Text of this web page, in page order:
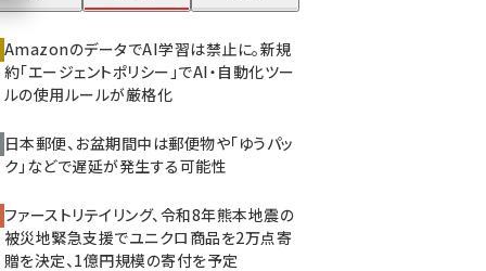
AmazonのデータでAI学習は禁止に。新規
約「エージェントポリシー」でAI・自動化ツー
ルの使用ルールが厳格化
日本郵便、お盆期間中は郵便物や「ゆうパッ
ク」などで遅延が発生する可能性
ファーストリテイリング、令和8年熊本地震の
被災地緊急支援でユニクロ商品を2万点寄
贈を決定、1億円規模の寄付を予定